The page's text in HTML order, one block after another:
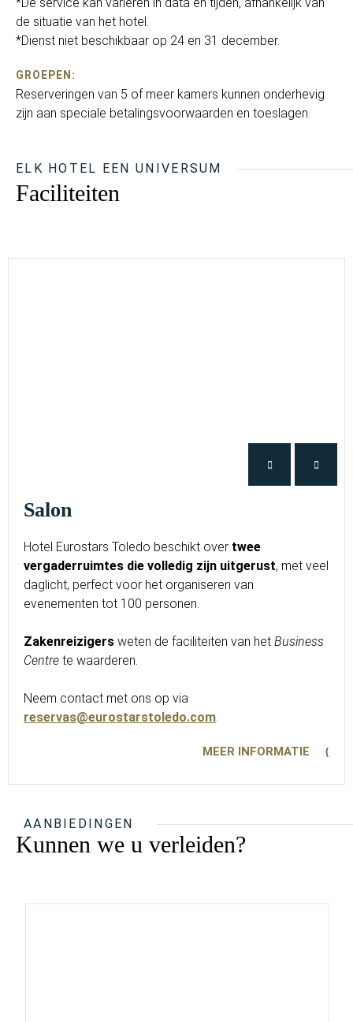
de situatie van het hotel.
*Dienst niet beschikbaar op 24 en 31 december.
GROEPEN:
Reserveringen van 5 of meer kamers kunnen onderhevig
zijn aan speciale betalingsvoorwaarden en toeslagen.
ELK HOTEL EEN UNIVERSUM
Faciliteiten
Salon
Hotel Eurostars Toledo beschikt over twee
vergaderruimtes die volledig zijn uitgerust, met veel
daglicht, perfect voor het organiseren van
evenementen tot 100 personen.
Zakenreizigers weten de faciliteiten van het Business
Centre te waarderen.
Neem contact met ons op via
reservas@eurostarstoledo.com.
MEER INFORMATIE
AANBIEDINGEN
Kunnen we u verleiden?